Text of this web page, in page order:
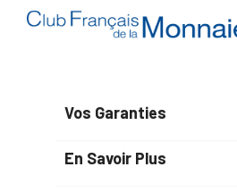
Vos Garanties
En Savoir Plus